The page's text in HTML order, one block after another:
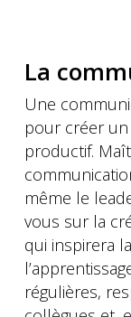
La
Une
pour créer
productif.
même le
vous sur la
qui inspirera
régulières,